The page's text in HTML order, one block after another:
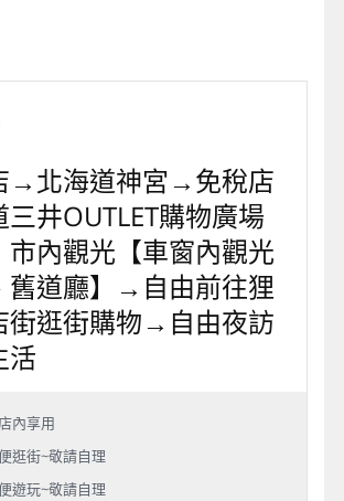
→北海道神宮→免稅店
井OUTLET購物廣場
內觀光【車窗內觀光
舊道廳】→自由前往狸
街逛街購物→自由夜訪
活
內享用
逛街~敬請自理
遊玩~敬請自理